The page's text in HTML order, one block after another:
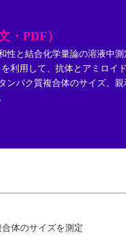
・PDF）
性と結合化学量論の溶液中測
利用して、抗体とアミロイ
ンパク質複合体のサイズ、親
体のサイズを測定